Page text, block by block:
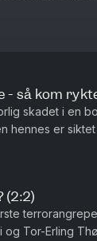
- så kom
skadet i en
hennes er
Tor-Erling
(2:2)
Tor-Erling